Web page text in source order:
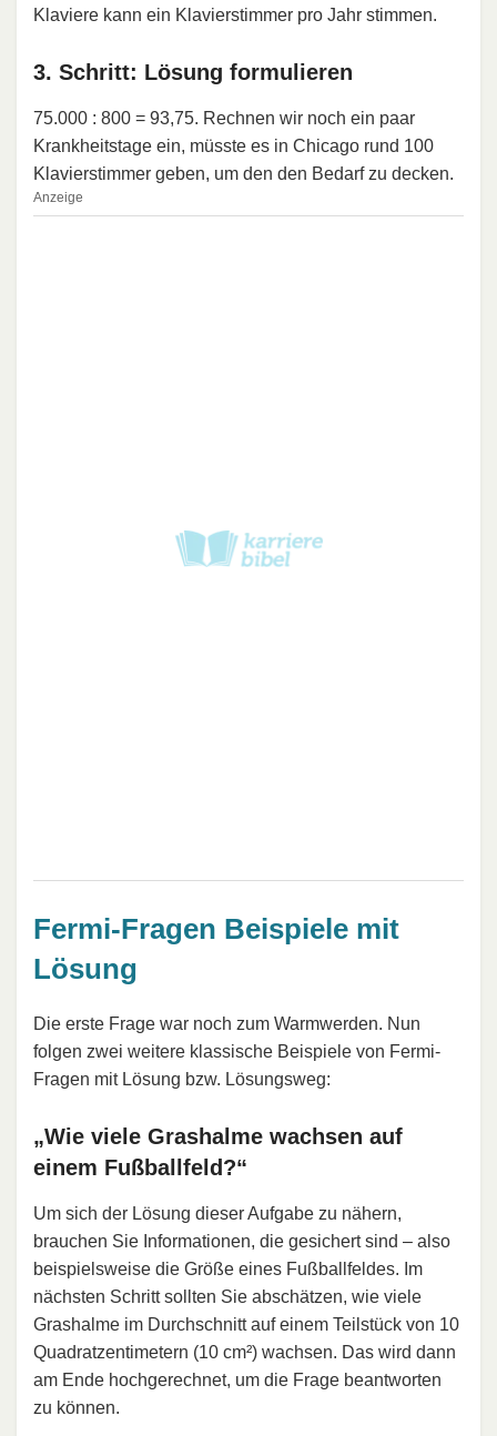
Klaviere kann ein Klavierstimmer pro Jahr stimmen.
3. Schritt: Lösung formulieren
75.000 : 800 = 93,75. Rechnen wir noch ein paar
Krankheitstage ein, müsste es in Chicago rund 100
Klavierstimmer geben, um den den Bedarf zu decken.
Anzeige
Fermi-Fragen Beispiele mit
Lösung
Die erste Frage war noch zum Warmwerden. Nun
folgen zwei weitere klassische Beispiele von Fermi-
Fragen mit Lösung bzw. Lösungsweg:
„Wie viele Grashalme wachsen auf
einem Fußballfeld?“
Um sich der Lösung dieser Aufgabe zu nähern,
brauchen Sie Informationen, die gesichert sind – also
beispielsweise die Größe eines Fußballfeldes. Im
nächsten Schritt sollten Sie abschätzen, wie viele
Grashalme im Durchschnitt auf einem Teilstück von 10
Quadratzentimetern (10 cm²) wachsen. Das wird dann
am Ende hochgerechnet, um die Frage beantworten
zu können.